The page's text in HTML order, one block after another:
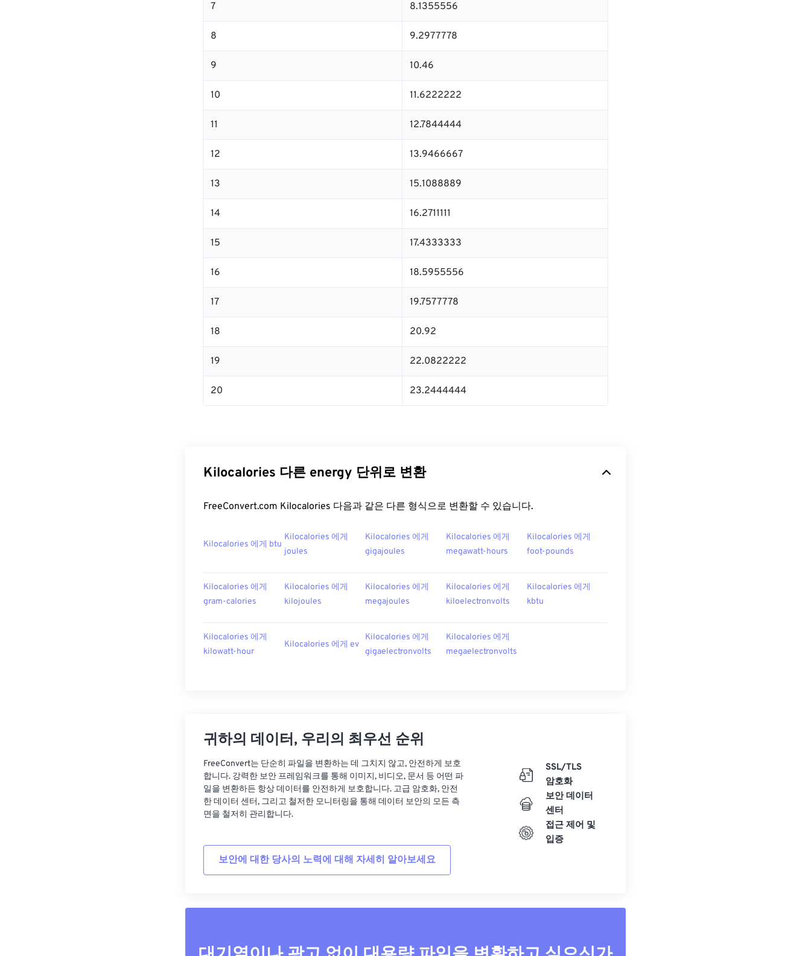
7 8.1355556
8 9.2977778
9 10.46
10 11.6222222
11 12.7844444
12 13.9466667
13 15.1088889
14 16.2711111
15 17.4333333
16 18.5955556
17 19.7577778
18 20.92
19 22.0822222
20 23.2444444
Kilocalories 다른 energy 단위로 변환
FreeConvert.com Kilocalories 다음과 같은 다른 형식으로 변환할 수 있습니다.
Kilocalories 에게 btu
Kilocalories 에게
joules
Kilocalories 에게
gigajoules
Kilocalories 에게
megawatt-hours
Kilocalories 에게
foot-pounds
Kilocalories 에게
gram-calories
Kilocalories 에게
kilojoules
Kilocalories 에게
megajoules
Kilocalories 에게
kiloelectronvolts
Kilocalories 에게
kbtu
Kilocalories 에게
kilowatt-hour
Kilocalories 에게 ev
Kilocalories 에게
gigaelectronvolts
Kilocalories 에게
megaelectronvolts
귀하의 데이터, 우리의 최우선 순위
FreeConvert는 단순히 파일을 변환하는 데 그치지 않고, 안전하게 보호
합니다. 강력한 보안 프레임워크를 통해 이미지, 비디오, 문서 등 어떤 파
일을 변환하든 항상 데이터를 안전하게 보호합니다. 고급 암호화, 안전
한 데이터 센터, 그리고 철저한 모니터링을 통해 데이터 보안의 모든 측
면을 철저히 관리합니다.
보안에 대한 당사의 노력에 대해 자세히 알아보세요
SSL/TLS
암호화
보안 데이터
센터
접근 제어 및
입증